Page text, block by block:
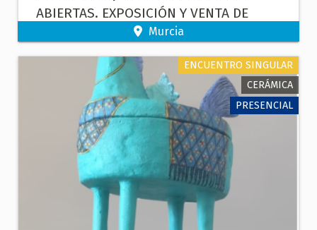
ABIERTAS. EXPOSICIÓN Y VENTA DE
PRODUCTOS ARTESANALES
Murcia
ENCUENTRO SINGULAR
CERÁMICA
PRESENCIAL